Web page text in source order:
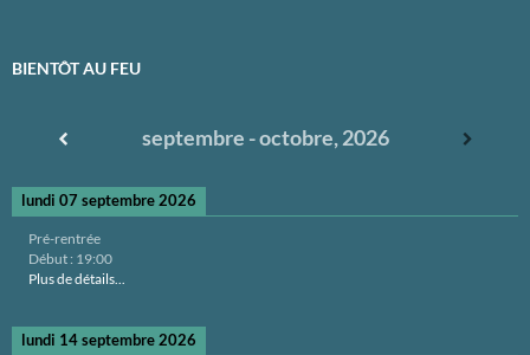
BIENTÔT AU FEU
septembre - octobre, 2026
lundi 07 septembre 2026
Pré-rentrée
Début : 19:00
Plus de détails...
lundi 14 septembre 2026